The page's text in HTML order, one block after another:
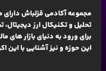
مجموعه آکادمی قزلباش
تحلیل و تکنیکال ارز
برای ورود به دنیای بازار
این حوزه و نیز آشنایی با